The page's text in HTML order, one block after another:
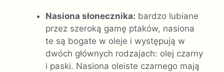
Nasiona słonecznika: bardzo lubiane
przez szeroką gamę ptaków, nasiona
te są bogate w oleje i występują w
dwóch głównych rodzajach: olej czarny
i paski. Nasiona oleiste czarnego mają